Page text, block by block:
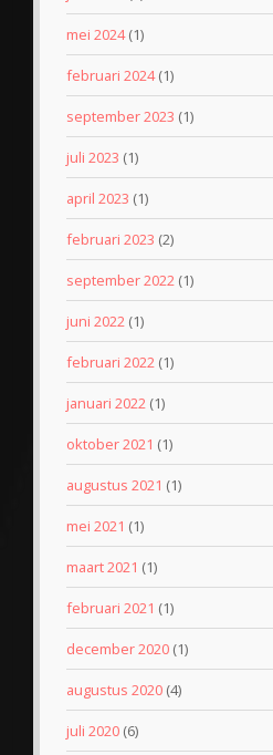
mei 2024(1)
februari 2024(1)
september 2023 (1)
juli 2023 (1)
april 2023 (1)
februari 2023 (2)
september 2022 (1)
juni 2022 (1)
februari 2022 (1)
januari 2022 (1)
oktober 2021 (1)
augustus 2021 (1)
mei 2021 (1)
maart 2021 (1)
februari 2021 (1)
december 2020 (1)
augustus 2020 (4)
juli 2020 (6)